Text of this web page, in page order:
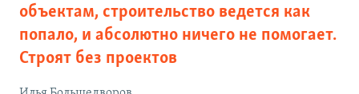
объектам, строительство ведется как
попало, и абсолютно ничего не помогает.
Строят без проектов